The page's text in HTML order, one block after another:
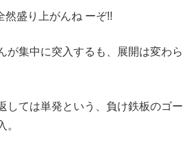
盛り上がんね ーぞ!!
が集中に突入するも、展開は変わら
しては単発という、負け鉄板のゴー
。